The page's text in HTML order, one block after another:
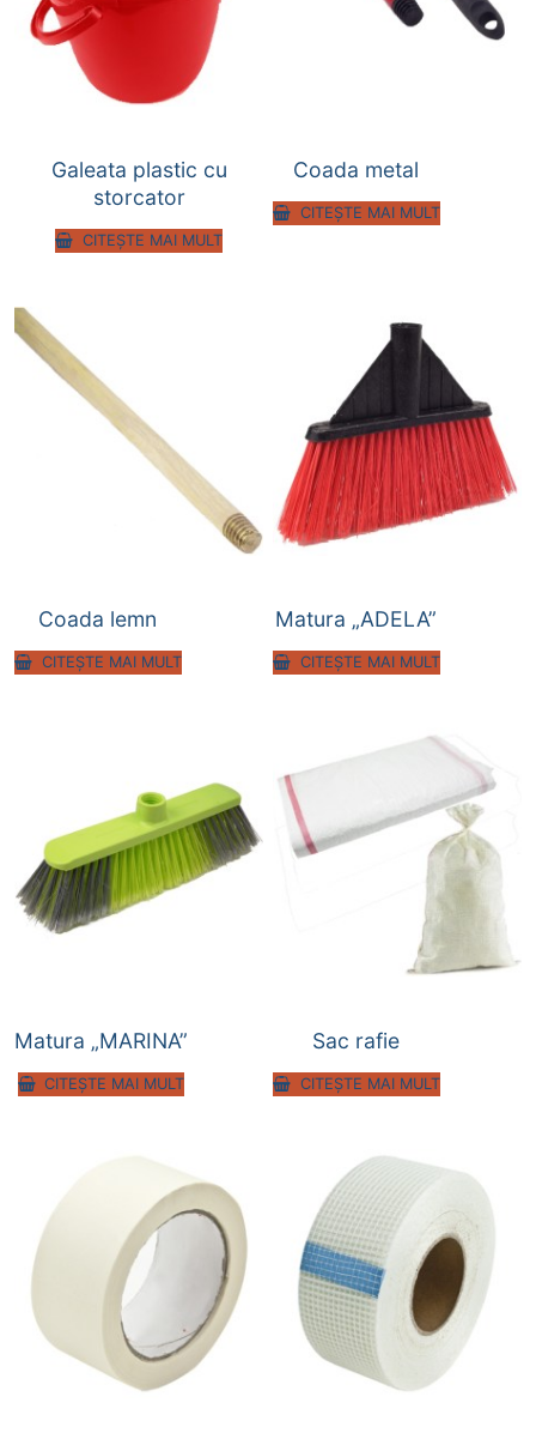
Galeata plastic cu
storcator
CITEȘTE MAI MULT
Coada metal
CITEȘTE MAI MULT
Coada lemn
CITEȘTE MAI MULT
Matura „ADELA”
CITEȘTE MAI MULT
Matura „MARINA”
CITEȘTE MAI MULT
Sac rafie
CITEȘTE MAI MULT